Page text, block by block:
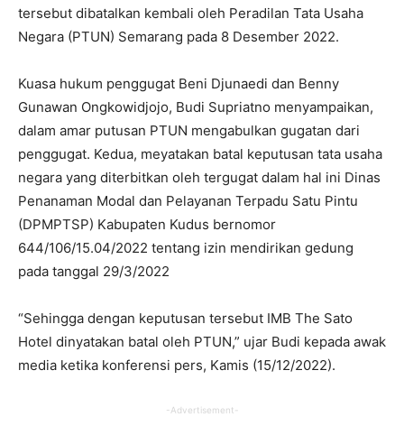
tersebut dibatalkan kembali oleh Peradilan Tata Usaha
Negara (PTUN) Semarang pada 8 Desember 2022.
Kuasa hukum penggugat Beni Djunaedi dan Benny
Gunawan Ongkowidjojo, Budi Supriatno menyampaikan,
dalam amar putusan PTUN mengabulkan gugatan dari
penggugat. Kedua, meyatakan batal keputusan tata usaha
negara yang diterbitkan oleh tergugat dalam hal ini Dinas
Penanaman Modal dan Pelayanan Terpadu Satu Pintu
(DPMPTSP) Kabupaten Kudus bernomor
644/106/15.04/2022 tentang izin mendirikan gedung
pada tanggal 29/3/2022
“Sehingga dengan keputusan tersebut IMB The Sato
Hotel dinyatakan batal oleh PTUN,” ujar Budi kepada awak
media ketika konferensi pers, Kamis (15/12/2022).
-Advertisement-